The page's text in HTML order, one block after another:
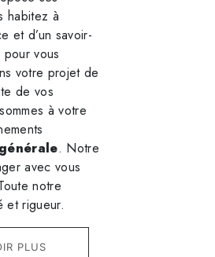
habitez à
et d’un savoir-
vous
votre projet de
de vos
à votre
. Notre
avec vous
notre
et rigueur.
PLUS